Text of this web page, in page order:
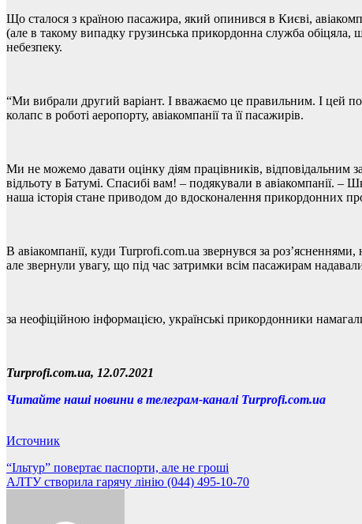
Що сталося з країною пасажира, який опинився в Києві,
(але в такому випадку грузинська прикордонна служба обіцяла,
небезпеку.
“Ми вибрали другий варіант. І вважаємо це правильним. І цей
колапс в роботі аеропорту, авіакомпанії та її пасажирів.
Ми не можемо давати оцінку діям працівників,
відльоту в Батумі. Спасибі вам! – подякували в авіакомпанії.
наша історія стане приводом до вдосконалення прикордонних
В авіакомпанії, куди Turprofi.com.ua звернувся за
але звернули увагу, що під час затримки всім пасажирам
за неофіційною інформацією, українські прикордонники
Turprofi.com.ua, 12.07.2021
Читайте наші новини в телеграм-каналі Turprofi.com.ua
Источник
Навігація
записів
“Ільтур” повертає паспорти, але не гроші
АЛТУ створила гарячу лінію (044) 495-10-70